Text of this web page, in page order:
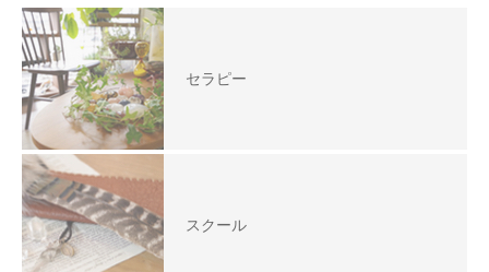
セラピー
スクール